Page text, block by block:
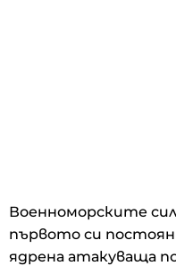
Военноморските
първото си
ядрена атакуваща